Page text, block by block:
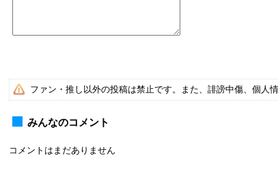
ファン・推し以外の投稿は禁止です。また、誹謗中傷、個人
みんなのコメント
コメントはまだありません